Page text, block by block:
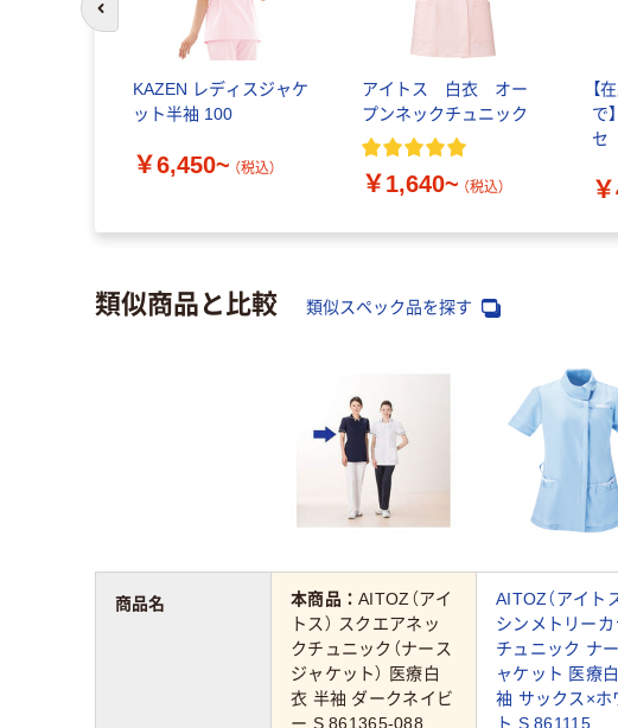
KAZEN レディスジャケ
ット半袖 100
￥6,450~ （税込）
アイトス 白衣 オー
プンネックチュニック
￥1,640~ （税込）
【
で
セ
ッ
前のスライドへ
類似商品と比較 類似スペック品を探す
本商品：AITOZ（アイ
トス） スクエアネッ
クチュニック（ナース
ジャケット） 医療白
衣 半袖 ダークネイビ
ー S 861365-088
AITOZ（アイト
シンメトリーカ
チュニック ナ
ャケット 医療
袖 サックス×ホ
ト S 861115
商品名